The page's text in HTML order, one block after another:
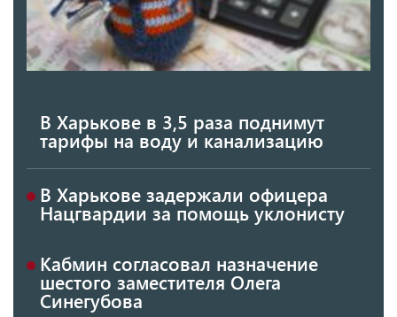
В Харькове в 3,5 раза поднимут
тарифы на воду и канализацию
В Харькове задержали офицера
Нацгвардии за помощь уклонисту
Кабмин согласовал назначение
шестого заместителя Олега
Синегубова